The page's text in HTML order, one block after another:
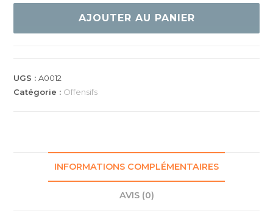
AJOUTER AU PANIER
UGS :A0012
Catégorie : Offensifs
INFORMATIONS COMPLÉMENTAIRES
AVIS (0)